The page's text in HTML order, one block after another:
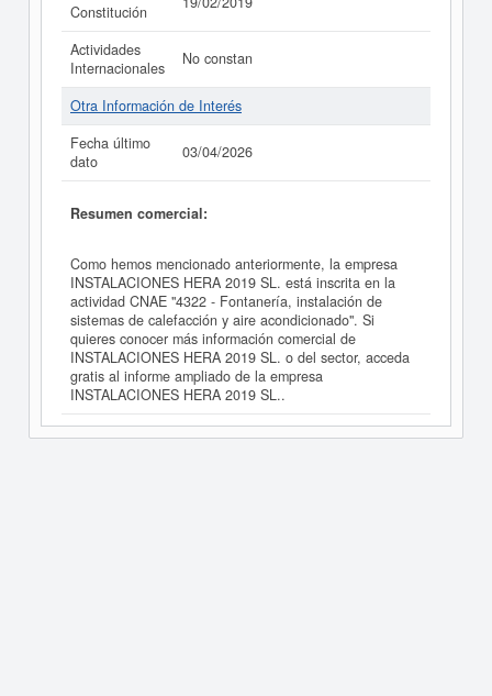
Constitución
Actividades
Internacionales
No constan
Otra Información de Interés
Fecha último
dato
03/04/2026
Resumen comercial:
Como hemos mencionado anteriormente, la empresa
INSTALACIONES HERA 2019 SL. está inscrita en la
actividad CNAE "4322 - Fontanería, instalación de
sistemas de calefacción y aire acondicionado". Si
quieres conocer más información comercial de
INSTALACIONES HERA 2019 SL. o del sector, acceda
gratis al informe ampliado de la empresa
INSTALACIONES HERA 2019 SL..